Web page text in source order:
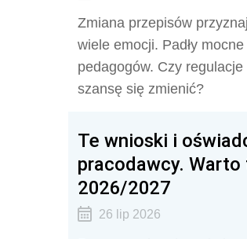
Zmiana przepisów
wiele emocji. Padły
pedagogów. Czy
szansę się zmienić?
Te wnioski i
pracodawcy.
2026/2027
26 lip 2026